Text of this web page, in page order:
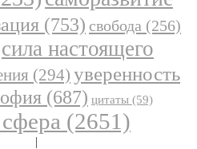
(753) свобода (256)
сила настоящего
(294) уверенность
(687) цитаты (59)
(2651)
|